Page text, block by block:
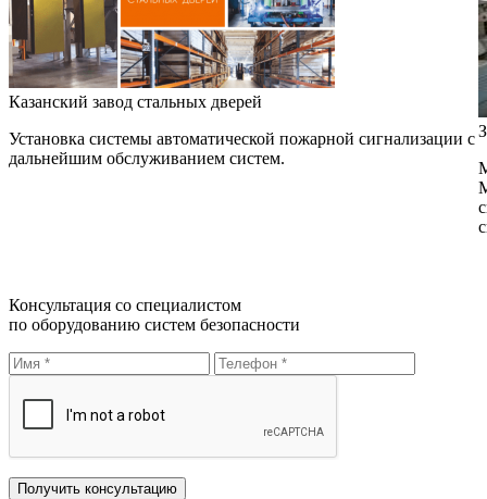
Казанский завод стальных дверей
Установка системы автоматической пожарной сигнализации с
дальнейшим обслуживанием систем.
Консультация со специалистом
по оборудованию систем безопасности